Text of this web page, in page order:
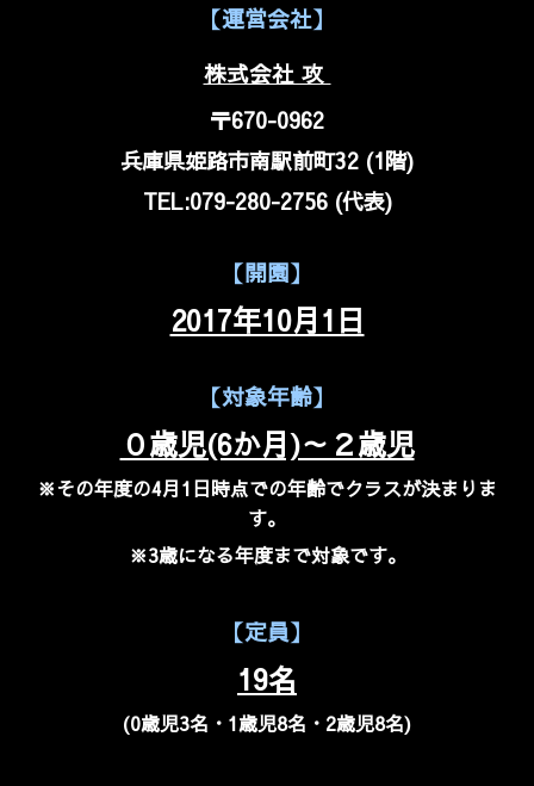
【運営会社】
株式会社 攻
〒670-0962
兵庫県姫路市南駅前町32 (1階)
TEL:079-280-2756 (代表)
【開園】
2017年10月1日
【対象年齢】
０歳児(6か月)～２歳児
※その年度の4月1日時点での年齢でクラスが決まりま
す。
※3歳になる年度まで対象です。
【定員】
19名
(0歳児3名・1歳児8名・2歳児8名)